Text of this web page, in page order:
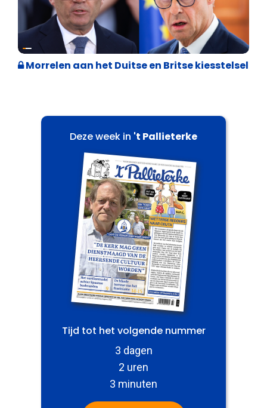
Internationale politiek
Morrelen aan het Duitse en Britse kiesstelsel
Deze week in 't Pallieterke
Tijd tot het volgende nummer
3 dagen
2 uren
3 minuten